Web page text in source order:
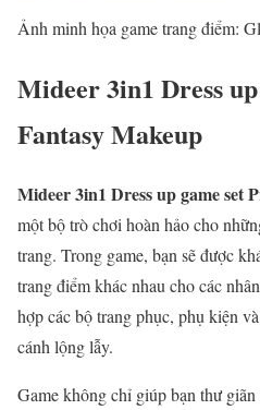
Ảnh minh họa game trang điểm:
Mideer 3in1 Dress
Fantasy Makeup
Mideer 3in1 Dress up game set
một bộ trò chơi hoàn hảo cho
trang. Trong game, bạn sẽ được
trang điểm khác nhau cho các
hợp các bộ trang phục, phụ kiện
cánh lộng lẫy.
Game không chỉ giúp bạn thư